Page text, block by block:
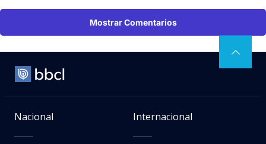
Mostrar Comentarios
Nacional Internacional